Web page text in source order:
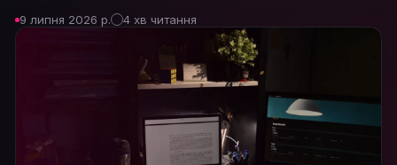
9 липня 2026 р. 4 хв читання